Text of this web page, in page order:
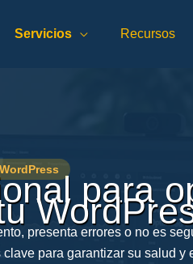
Servicios Recursos
para
presenta errores o no es
para garantizar su salud y